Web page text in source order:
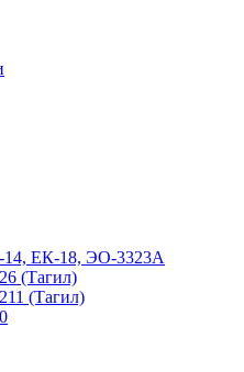
14, ЕК-18, ЭО-3323А
(Тагил)
(Тагил)